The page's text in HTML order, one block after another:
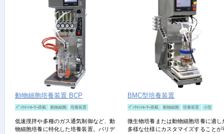
動物細胞培養装置 BCP
ﾊﾟｯｸｺﾝﾄﾛｰﾗｰ搭載 動物細胞 培養装置
低速撹拌や多種のガス通気制御など、動
物細胞培養に特化した培養装置。バリデ
BMC型培養装置
ﾊﾟｯｸｺﾝﾄﾛｰﾗｰ搭載 動物細胞 培養装置 小型
微生物培養または動物細胞培養に適し
多様な仕様にカスタマイズすることが